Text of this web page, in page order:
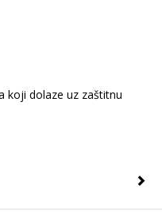
koji dolaze uz zaštitnu